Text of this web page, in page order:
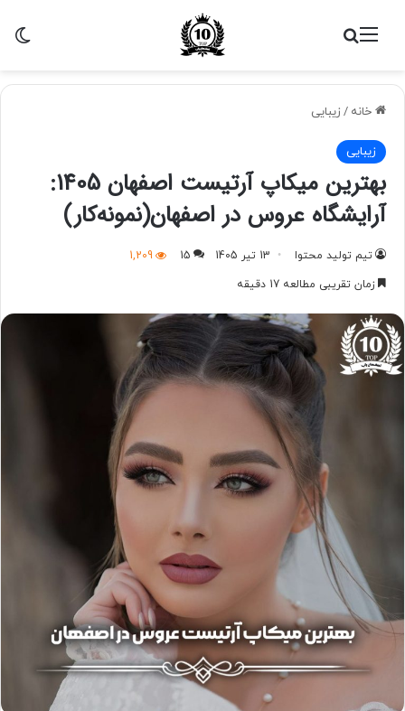
منو
خانه / زیبایی
زیبایی
بهترین میکاپ آرتیست اصفهان 1405:
آرایشگاه عروس در اصفهان(نمونه‌کار)
تیم تولید محتوا 13 تیر 1405 15
1,209
زمان تقریبی مطالعه 17 دقیقه